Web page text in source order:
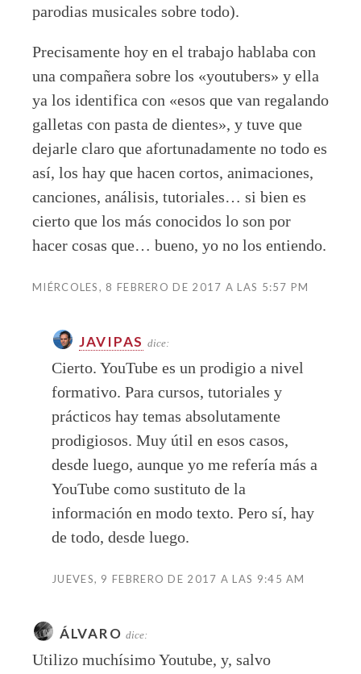
parodias musicales sobre todo).
Precisamente hoy en el trabajo hablaba con
una compañera sobre los «youtubers» y ella
ya los identifica con «esos que van regalando
galletas con pasta de dientes», y tuve que
dejarle claro que afortunadamente no todo es
así, los hay que hacen cortos, animaciones,
canciones, análisis, tutoriales… si bien es
cierto que los más conocidos lo son por
hacer cosas que… bueno, yo no los entiendo.
MIÉRCOLES, 8 FEBRERO DE 2017 A LAS 5:57 PM
JAVIPAS dice:
Cierto. YouTube es un prodigio a nivel
formativo. Para cursos, tutoriales y
prácticos hay temas absolutamente
prodigiosos. Muy útil en esos casos,
desde luego, aunque yo me refería más a
YouTube como sustituto de la
información en modo texto. Pero sí, hay
de todo, desde luego.
JUEVES, 9 FEBRERO DE 2017 A LAS 9:45 AM
ÁLVARO dice:
Utilizo muchísimo Youtube, y, salvo